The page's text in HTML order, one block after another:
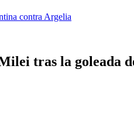
contra Argelia
tras la goleada